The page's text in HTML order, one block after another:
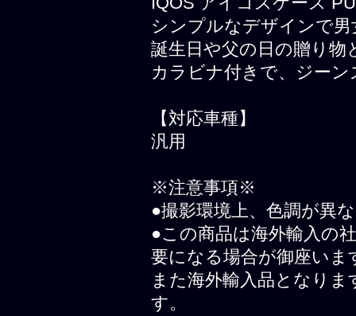
シンプルなデザインで
誕生日や父の日の贈り
カラビナ付きで、ジー
【対応車種】
汎用
※注意事項※
●撮影環境上、色調が異
●この商品は海外輸入の
要になる場合が御座いま
また海外輸入品となり
す。